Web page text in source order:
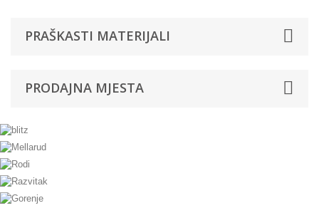
PRAŠKASTI MATERIJALI
PRODAJNA MJESTA